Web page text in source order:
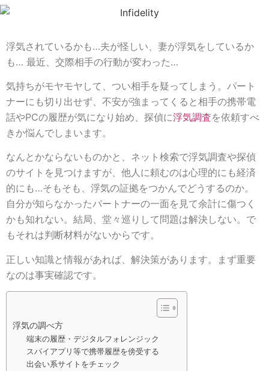
浮気されているかも…夫が怪しい、妻が浮気をしているか
も… 最近、交際相手の行動が変わった…
気持ちがモヤモヤして、つい相手を疑ってしまう。パート
ナーにも切り出せず、不安が強まってくると相手の携帯電
話やPCの履歴が気になり始め、探偵に浮気調査を依頼すべ
きか悩んでしまいます。
なんとかならないものかと、ネット検索で浮気調査や探偵
のサイトを見つけますが、他人に頼むのは心理的にも経済
的にも…そもそも、浮気の証拠をつかんでどうするのか。
自分が知らなかったパートナーの一面を見て余計に傷つく
かも知れない。結局、堂々巡りして問題は解決しない。で
もそれは判断材料がないからです。
正しい知識と情報があれば、解決策があります。まず重要
なのは事実確認です。
浮気の調べ方
端末の履歴・デジタルフォレンジック
スパイアプリ等で携帯履歴を傍受する
出会い系サイトをチェック